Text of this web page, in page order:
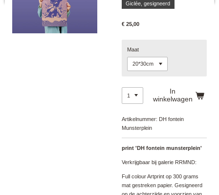
Giclée, gesigneerd
€ 25,00
Maat
In
winkelwagen
Artikelnummer: DH fontein
Munsterplein
print 'DH fontein munsterplein'
Verkrijgbaar bij galerie RRMND:
Full colour Artprint op 300 grams
mat gestreken papier. Gesigneerd